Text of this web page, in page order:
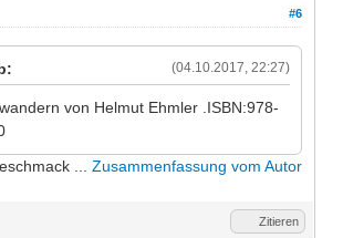
#6
(04.10.2017, 22:27)
von Helmut Ehmler .ISBN:978-
... Zusammenfassung vom Autor
Zitieren